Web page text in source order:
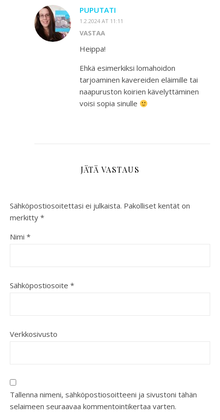
PUPUTATI
1.2.2024 AT 11:11
VASTAA
Heippa!
Ehkä esimerkiksi lomahoidon
tarjoaminen kavereiden eläimille tai
naapuruston koirien kävelyttäminen
voisi sopia sinulle
JÄTÄ VASTAUS
Sähköpostiosoitettasi ei julkaista. Pakolliset kentät on
merkitty *
Nimi *
Sähköpostiosoite *
Verkkosivusto
Tallenna nimeni, sähköpostiosoitteeni ja sivustoni tähän
selaimeen seuraavaa kommentointikertaa varten.